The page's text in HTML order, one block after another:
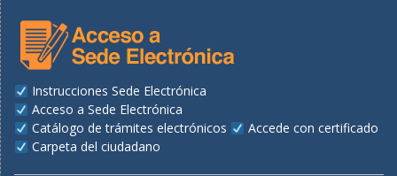
Instrucciones Sede Electrónica
Acceso a Sede Electrónica
Catálogo de trámites electrónicos
Accede con certificado
Carpeta del ciudadano